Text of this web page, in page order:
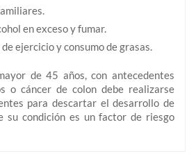
en exceso y fumar.
ejercicio y consumo de grasas.
de 45 años, con antecedentes
o cáncer de colon debe realizarse
para descartar el desarrollo de
su condición es un factor de riesgo